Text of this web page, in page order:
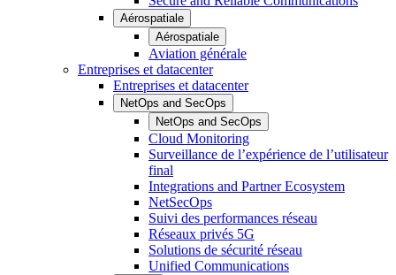
Aérospatiale
Aérospatiale
Aviation générale
Entreprises et datacenter
Entreprises et datacenter
NetOps and SecOps
NetOps and SecOps
Cloud Monitoring
Surveillance de l’expérience de l’utilisateur
final
Integrations and Partner Ecosystem
NetSecOps
Suivi des performances réseau
Réseaux privés 5G
Solutions de sécurité réseau
Unified Communications